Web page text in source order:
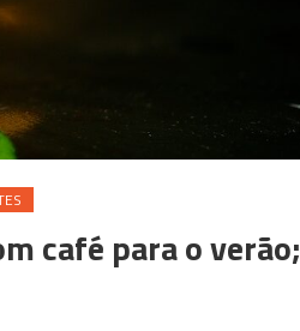
café para o verão;